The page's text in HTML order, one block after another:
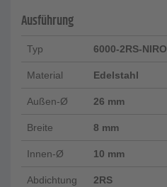
Ausführung
Typ 6000-2RS-NIRO
Material Edelstahl
Außen-Ø 26 mm
Breite 8 mm
Innen-Ø 10 mm
Abdichtung 2RS